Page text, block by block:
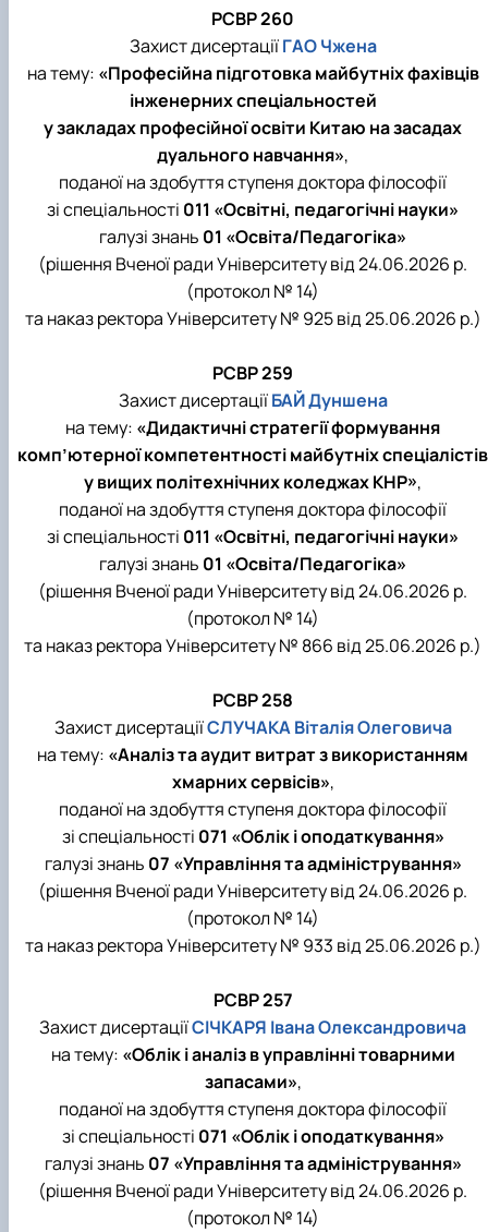
РСВР 260
Захист дисертаціїГАО Чжена
на тему: «Професійна підготовка майбутніх фахівців
інженерних спеціальностей
у закладах професійної освіти Китаю на засадах
дуального навчання»,
поданої на здобуття ступеня доктора філософії
зі спеціальності 011 «Освітні, педагогічні науки»
галузі знань 01 «Освіта/Педагогіка»
(рішення Вченої ради Університету від 24.06.2026 р.
(протокол № 14)
та наказ ректора Університету № 925 від 25.06.2026 р.)
РСВР 259
Захист дисертаціїБАЙ Дуншена
на тему: «Дидактичні стратегії формування
комп’ютерної компетентності майбутніх спеціалістів
у вищих політехнічних коледжах КНР»,
поданої на здобуття ступеня доктора філософії
зі спеціальності 011 «Освітні, педагогічні науки»
галузі знань 01 «Освіта/Педагогіка»
(рішення Вченої ради Університету від 24.06.2026 р.
(протокол № 14)
та наказ ректора Університету № 866 від 25.06.2026 р.)
РСВР 258
Захист дисертаціїСЛУЧАКА Віталія Олеговича
на тему: «Аналіз та аудит витрат з використанням
хмарних сервісів»,
поданої на здобуття ступеня доктора філософії
зі спеціальності 071 «Облік і оподаткування»
галузі знань 07 «Управління та адміністрування»
(рішення Вченої ради Університету від 24.06.2026 р.
(протокол № 14)
та наказ ректора Університету № 933 від 25.06.2026 р.)
РСВР 257
Захист дисертаціїСІЧКАРЯ Івана Олександровича
на тему: «Облік і аналіз в управлінні товарними
запасами»,
поданої на здобуття ступеня доктора філософії
зі спеціальності 071 «Облік і оподаткування»
галузі знань 07 «Управління та адміністрування»
(рішення Вченої ради Університету від 24.06.2026 р.
(протокол № 14)